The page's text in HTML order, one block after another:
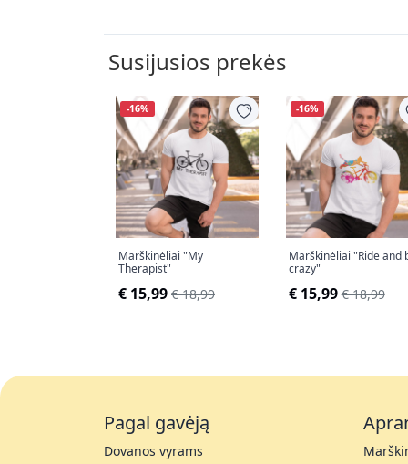
Susijusios prekės
-16%
Marškinėliai "My
Therapist"
€ 15,99 € 18,99
-16%
Marškinėliai "Ride and
crazy"
€ 15,99 € 18,99
Pagal gavėją
Dovanos vyrams